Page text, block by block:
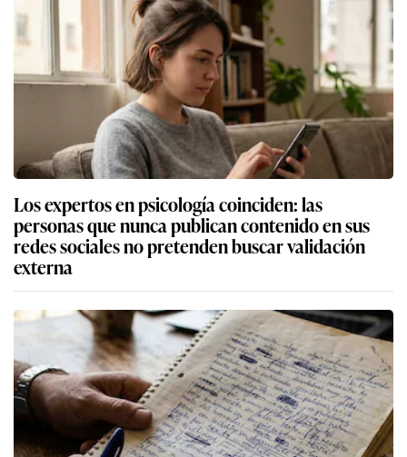
Los expertos en psicología coinciden: las
personas que nunca publican contenido en sus
redes sociales no pretenden buscar validación
externa